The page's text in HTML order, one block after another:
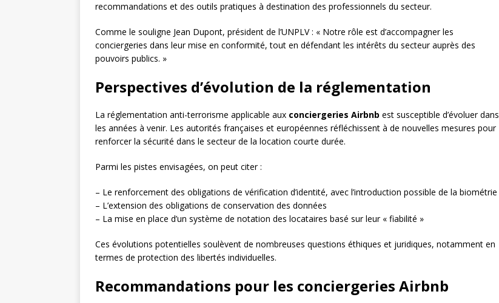
recommandations et des outils pratiques à destination des professionnels du secteur.
Comme le souligne Jean Dupont, président de l’UNPLV : « Notre rôle est d’accompagner les
conciergeries dans leur mise en conformité, tout en défendant les intérêts du secteur auprès des
pouvoirs publics. »
Perspectives d’évolution de la réglementation
La réglementation anti-terrorisme applicable aux conciergeries Airbnb est susceptible d’évoluer dans
les années à venir. Les autorités françaises et européennes réfléchissent à de nouvelles mesures pour
renforcer la sécurité dans le secteur de la location courte durée.
Parmi les pistes envisagées, on peut citer :
– Le renforcement des obligations de vérification d’identité, avec l’introduction possible de la biométrie
– L’extension des obligations de conservation des données
– La mise en place d’un système de notation des locataires basé sur leur « fiabilité »
Ces évolutions potentielles soulèvent de nombreuses questions éthiques et juridiques, notamment en
termes de protection des libertés individuelles.
Recommandations pour les conciergeries Airbnb